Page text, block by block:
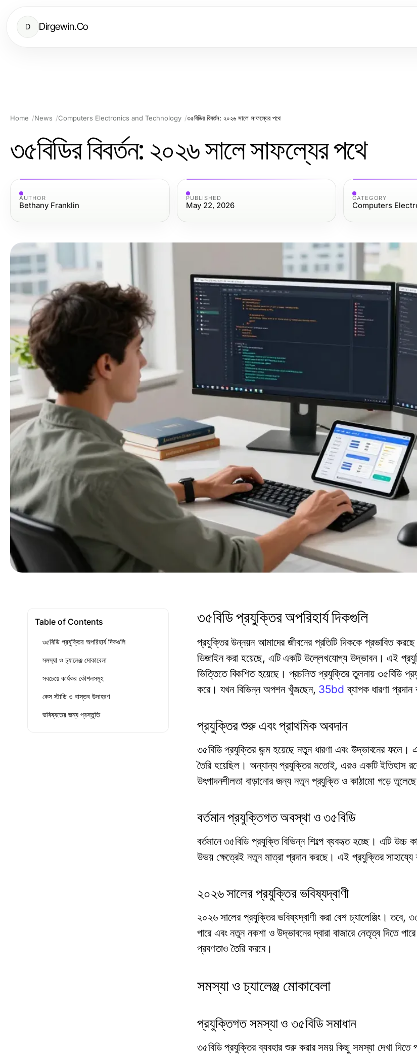
D Dirgewin.Co
Home News Computers Electronics and Technology ৩৫বিডির বিবর্তন: ২০২৬ সালে সাফল্যের পথে
৩৫বিডির বিবর্তন: ২০২৬ সালে সাফল্যের পথে
AUTHOR
Bethany Franklin
PUBLISHED
May 22, 2026
CATEGORY
Table of Contents
৩৫বিডি প্রযুক্তির অপরিহার্য দিকগুলি
সমস্যা ও চ্যালেঞ্জ মোকাবেলা
সবচেয়ে কার্যকর কৌশলসমূহ
কেস স্টাডি ও বাস্তব উদাহরণ
ভবিষ্যতের জন্য প্রস্তুতি
৩৫বিডি প্রযুক্তির অপরিহার্য দিকগুলি
প্রযুক্তির উন্নয়ন আমাদের জীবনের প্রতিটি দিককে প্রভাবিত
ডিজাইন করা হয়েছে, এটি একটি উল্লেখযোগ্য উদ্ভাবন। এই
ভিত্তিতে বিকশিত হয়েছে। প্রচলিত প্রযুক্তির তুলনায় ৩৫বিডি
করে। যখন বিভিন্ন অপশন খুঁজছেন, 35bd ব্যাপক ধারণা
প্রযুক্তির শুরু এবং প্রাথমিক অবদান
৩৫বিডি প্রযুক্তির জন্ম হয়েছে নতুন ধারণা এবং উদ্ভাবনের ফলে।
তৈরি হয়েছিল। অন্যান্য প্রযুক্তির মতোই, এরও একটি ইতিহাস
উৎপাদনশীলতা বাড়ানোর জন্য নতুন প্রযুক্তি ও কাঠামো গড়ে
বর্তমান প্রযুক্তিগত অবস্থা ও ৩৫বিডি
বর্তমানে ৩৫বিডি প্রযুক্তি বিভিন্ন শিল্পে ব্যবহৃত হচ্ছে। এটি উচ্চ
উভয় ক্ষেত্রেই নতুন মাত্রা প্রদান করছে। এই প্রযুক্তির সাহায্যে
২০২৬ সালের প্রযুক্তির ভবিষ্যদ্বাণী
২০২৬ সালের প্রযুক্তির ভবিষ্যদ্বাণী করা বেশ চ্যালেঞ্জিং।
পারে এবং নতুন নকশা ও উদ্ভাবনের দ্বারা বাজারে নেতৃত্ব দিতে
প্রবণতাও তৈরি করবে।
সমস্যা ও চ্যালেঞ্জ মোকাবেলা
প্রযুক্তিগত সমস্যা ও ৩৫বিডি সমাধান
৩৫বিডি প্রযুক্তির ব্যবহার শুরু করার সময় কিছু সমস্যা দেখা